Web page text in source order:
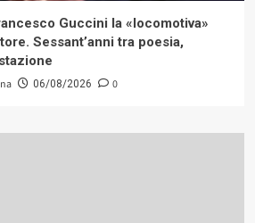
Guccini la «locomotiva»
Sessant’anni tra poesia,
06/08/2026 0